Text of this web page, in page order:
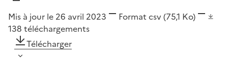
Mis à jour le 26 avril 2023 Format csv(75,1 Ko)
138 téléchargements
Télécharger